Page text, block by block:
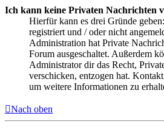
Ich kann keine Privaten Nachrichten
Hierfür kann es drei Gründe
registriert und / oder nicht
Administration hat Private
Forum ausgeschaltet. Außerdem
Administrator dir das Recht,
verschicken, entzogen hat.
um weitere Informationen zu
Nach oben